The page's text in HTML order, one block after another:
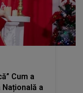
Cum a
a